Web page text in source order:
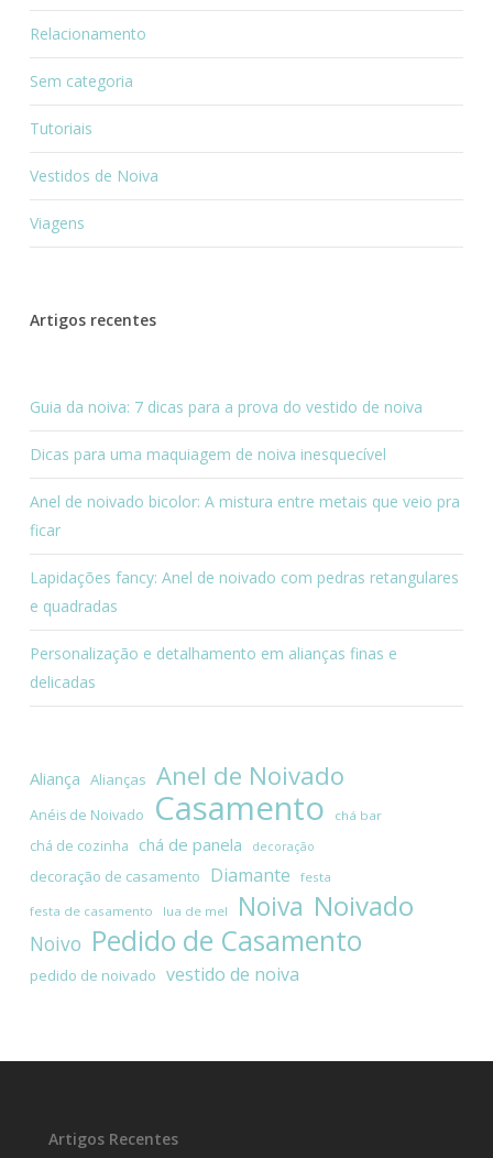
Relacionamento
Sem categoria
Tutoriais
Vestidos de Noiva
Viagens
Artigos recentes
Guia da noiva: 7 dicas para a prova do vestido de noiva
Dicas para uma maquiagem de noiva inesquecível
Anel de noivado bicolor: A mistura entre metais que veio pra
ficar
Lapidações fancy: Anel de noivado com pedras retangulares
e quadradas
Personalização e detalhamento em alianças finas e
delicadas
Aliança Alianças Anel de Noivado
Anéis de Noivado Casamento chá bar
chá de cozinha chá de panela decoração
decoração de casamento Diamante festa
festa de casamento lua de mel Noiva Noivado
Noivo Pedido de Casamento
pedido de noivado vestido de noiva
Artigos Recentes